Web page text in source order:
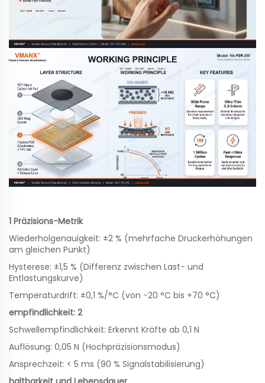
1 Präzisions-Metrik
Wiederholgenauigkeit: ±2 % (mehrfache Druckerhöhungen
am gleichen Punkt)
Hysterese: ±1,5 % (Differenz zwischen Last- und
Entlastungskurve)
Temperaturdrift: ±0,1 %/°C (von −20 °C bis +70 °C)
empfindlichkeit: 2
Schwellempfindlichkeit: Erkennt Kräfte ab 0,1 N
Auflösung: 0,05 N (Hochpräzisionsmodus)
Ansprechzeit: < 5 ms (90 % Signalstabilisierung)